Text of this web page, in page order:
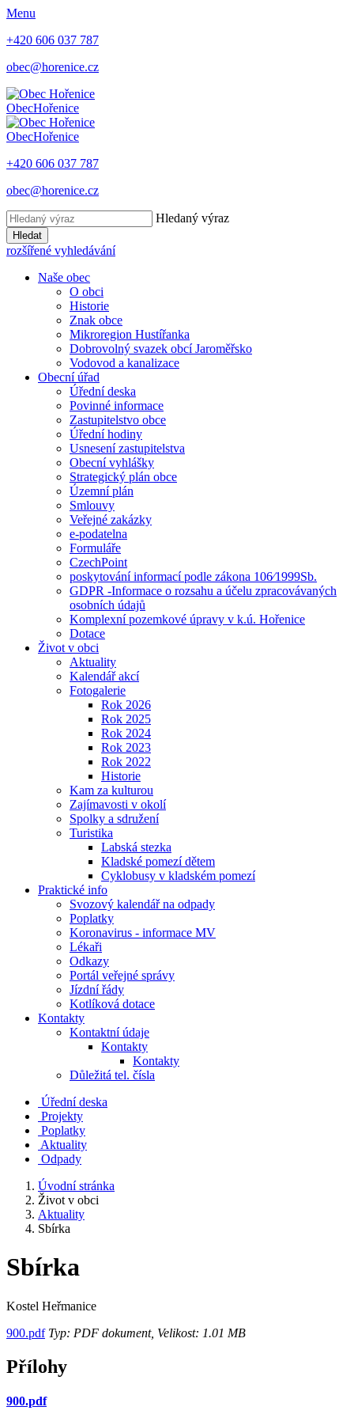
Menu
+420 606 037 787
obec@horenice.cz
ObecHořenice
ObecHořenice
+420 606 037 787
obec@horenice.cz
Hledaný výraz
Hledat
rozšířené vyhledávání
Naše obec
O obci
Historie
Znak obce
Mikroregion Hustířanka
Dobrovolný svazek obcí Jaroměřsko
Vodovod a kanalizace
Obecní úřad
Úřední deska
Povinné informace
Zastupitelstvo obce
Úřední hodiny
Usnesení zastupitelstva
Obecní vyhlášky
Strategický plán obce
Územní plán
Smlouvy
Veřejné zakázky
e-podatelna
Formuláře
CzechPoint
poskytování informací podle zákona 106⁄1999Sb.
GDPR -Informace o rozsahu a účelu zpracovávaných
osobních údajů
Komplexní pozemkové úpravy v k.ú. Hořenice
Dotace
Život v obci
Aktuality
Kalendář akcí
Fotogalerie
Rok 2026
Rok 2025
Rok 2024
Rok 2023
Rok 2022
Historie
Kam za kulturou
Zajímavosti v okolí
Spolky a sdružení
Turistika
Labská stezka
Kladské pomezí dětem
Cyklobusy v kladském pomezí
Praktické info
Svozový kalendář na odpady
Poplatky
Koronavirus - informace MV
Lékaři
Odkazy
Portál veřejné správy
Jízdní řády
Kotlíková dotace
Kontakty
Kontaktní údaje
Kontakty
Kontakty
Důležitá tel. čísla
Úřední deska
Projekty
Poplatky
Aktuality
Odpady
Úvodní stránka
Život v obci
Aktuality
Sbírka
Sbírka
Kostel Heřmanice
900.pdfTyp: PDF dokument, Velikost: 1.01 MB
Přílohy
900.pdf